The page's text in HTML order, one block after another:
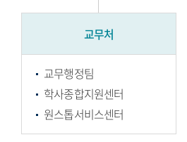
교무처
교무행정팀
학사종합지원센터
원스톱서비스센터